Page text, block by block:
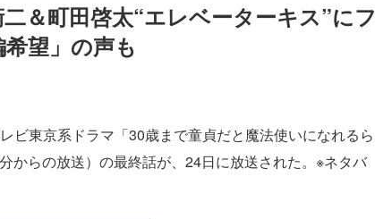
＆町田啓太“エレベーターキス”にフ
望」の声も
ビ東京系ドラマ「30歳まで童貞だと魔法使いになれるら
からの放送）の最終話が、24日に放送された。※ネタバ